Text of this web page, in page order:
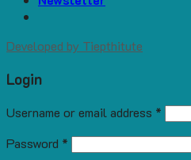
Developed by Tiepthitute
Login
Username or email address *
Password *